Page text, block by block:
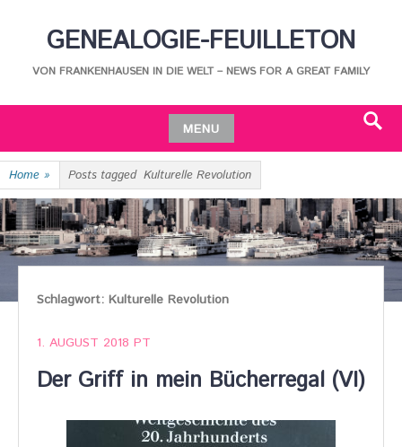
GENEALOGIE-FEUILLETON
VON FRANKENHAUSEN IN DIE WELT – NEWS FOR A GREAT FAMILY
MENU
Skip
to
content
Home » Posts tagged Kulturelle Revolution
Schlagwort: Kulturelle Revolution
1. AUGUST 2018 PT
Der Griff in mein Bücherregal (VI)